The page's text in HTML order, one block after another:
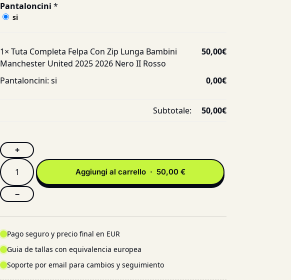
Pantaloncini *
si
1× Tuta Completa Felpa Con Zip Lunga Bambini
Manchester United 2025 2026 Nero II Rosso
50,00€
Pantaloncini: si 0,00€
Subtotale: 50,00€
+
−
Aggiungi al carrello · 50,00 €
Pago seguro y precio final en EUR
Guia de tallas con equivalencia europea
Soporte por email para cambios y seguimiento